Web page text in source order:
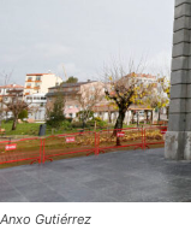
Anxo Gutiérrez